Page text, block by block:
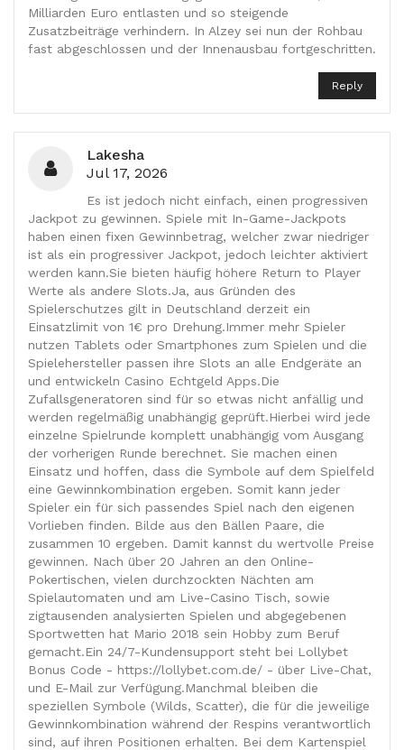
Milliarden Euro entlasten und so steigende
Zusatzbeiträge verhindern. In Alzey sei nun der Rohbau
fast abgeschlossen und der Innenausbau fortgeschritten.
Reply
Lakesha
Jul 17, 2026
Es ist jedoch nicht einfach, einen progressiven
Jackpot zu gewinnen. Spiele mit In-Game-Jackpots
haben einen fixen Gewinnbetrag, welcher zwar niedriger
ist als ein progressiver Jackpot, jedoch leichter aktiviert
werden kann.Sie bieten häufig höhere Return to Player
Werte als andere Slots.Ja, aus Gründen des
Spielerschutzes gilt in Deutschland derzeit ein
Einsatzlimit von 1€ pro Drehung.Immer mehr Spieler
nutzen Tablets oder Smartphones zum Spielen und die
Spielehersteller passen ihre Slots an alle Endgeräte an
und entwickeln Casino Echtgeld Apps.Die
Zufallsgeneratoren sind für so etwas nicht anfällig und
werden regelmäßig unabhängig geprüft.Hierbei wird jede
einzelne Spielrunde komplett unabhängig vom Ausgang
der vorherigen Runde berechnet. Sie machen einen
Einsatz und hoffen, dass die Symbole auf dem Spielfeld
eine Gewinnkombination ergeben. Somit kann jeder
Spieler ein für sich passendes Spiel nach den eigenen
Vorlieben finden. Bilde aus den Bällen Paare, die
zusammen 10 ergeben. Damit kannst du wertvolle Preise
gewinnen. Nach über 20 Jahren an den Online-
Pokertischen, vielen durchzockten Nächten am
Spielautomaten und am Live-Casino Tisch, sowie
zigtausenden analysierten Spielen und abgegebenen
Sportwetten hat Mario 2018 sein Hobby zum Beruf
gemacht.Ein 24/7-Kundensupport steht bei Lollybet
Bonus Code - https://lollybet.com.de/ - über Live-Chat,
und E-Mail zur Verfügung.Manchmal bleiben die
speziellen Symbole (Wilds, Scatter), die für die jeweilige
Gewinnkombination während der Respins verantwortlich
sind, auf ihren Positionen erhalten. Bei dem Kartenspiel